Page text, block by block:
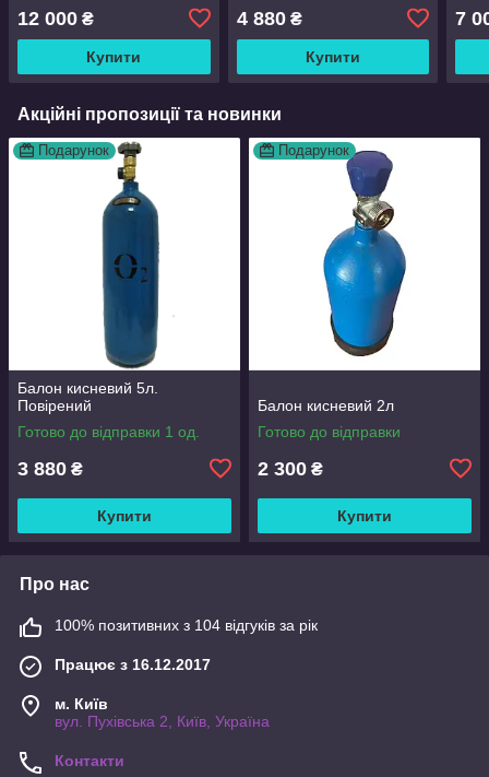
12 000 ₴
Купити
4 880₴
Купити
7
Акційні пропозиції та новинки
Подарунок
Балон кисневий 5л.
Повірений
Готово до відправки 1 од.
3 880 ₴
Купити
Подарунок
Балон кисневий 2л
Готово до відправки
2 300 ₴
Купити
Про нас
100% позитивних з 104 відгуків за рік
Працює з 16.12.2017
м. Київ
вул. Пухівська 2, Київ, Україна
Контакти